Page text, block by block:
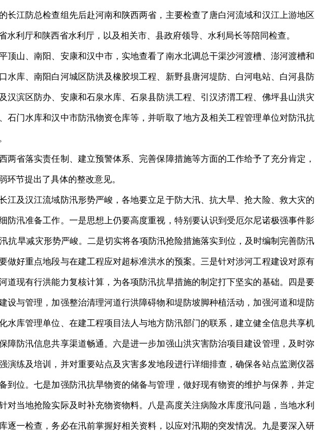
长江防总检查组先后赴河南和陕西两省，主要检查了唐白河流域和汉江上游地区
水利厅和陕西省水利厅，以及相关市、县政府领导、水利局长等陪同检查。
山、南阳、安康和汉中市，实地查看了南水北调总干渠沙河渡槽、澎河渡槽和
水库、南阳白河城区防洪及橡胶坝工程、新野县唐河堤防、白河电站、白河县防
汉滨区防办、安康和石泉水库、石泉县防洪工程、引汉济渭工程、佛坪县山洪灾
石门水库和汉中市防汛物资仓库等，并听取了地方及相关工程管理单位对防汛抗
省落实责任制、建立预警体系、完善保障措施等方面的工作给予了充分肯定，
环节提出了具体的整改意见。
及汉江流域防汛形势严峻，各地要立足于防大汛、抗大旱、抢大险、救大灾的
防汛准备工作。一是思想上仍要高度重视，特别要认识到受厄尔尼诺极强事件影
抗旱减灾形势严峻。二是切实将各项防汛抢险措施落实到位，及时编制完善防汛
做好重点地段与在建工程应对超标准洪水的预案。三是针对涉河工程建设对原有
道现有行洪能力复核计算，为各项防汛抗旱措施的制定打下坚实的基础。四是要
设与管理，加强整治清理河道行洪障碍物和堤防坡脚种植活动，加强河道和堤防
水库管理单位、在建工程项目法人与地方防汛部门的联系，建立健全信息共享机
障防汛信息共享渠道畅通。六是进一步加强山洪灾害防治项目建设管理，及时弥
演练及培训，并对重要站点及灾害多发地段进行详细排查，确保各站点监测仪器
到位。七是加强防汛抗旱物资的储备与管理，做好现有物资的维护与保养，并定
对当地抢险实际及时补充物资物料。八是高度关注病险水库度汛问题，当地水利
逐一检查，务必在汛前掌握好相关资料，以应对汛期的突发情况。九是要深入研